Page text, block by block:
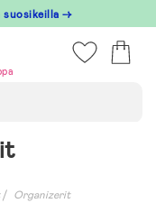
suosikeilla →
Organizerit